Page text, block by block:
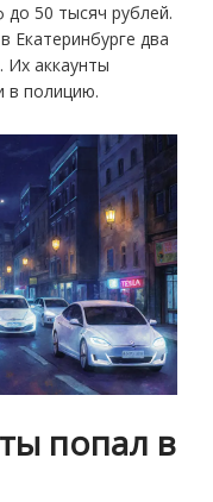
50 тысяч рублей.
Екатеринбурге два
Их аккаунты
в полицию.
попал в